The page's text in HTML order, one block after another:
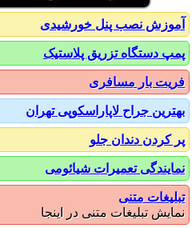
آموزش نصب پنل خورشیدی
پمپ دستگاه تزریق پلاستیک
فریت بار مسافری
بهترین جراح لاپاراسکوپی تهران
پر کردن دندان جلو
نمایندگی تعمیرات شیائومی
تبلیغات متنی
نمایش تبلیغات متنی در اینجا